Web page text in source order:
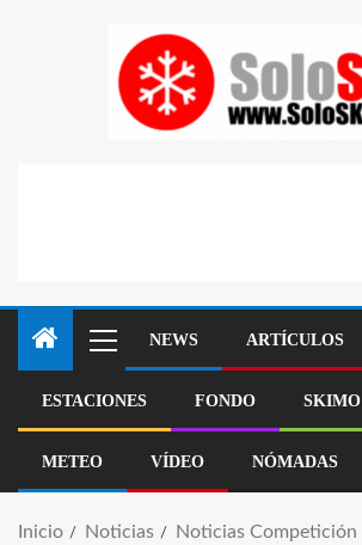
NEWS ARTÍCULOS
ESTACIONES FONDO SKIMO
METEO VÍDEO NÓMADAS
Inicio Noticias
Noticias Competición